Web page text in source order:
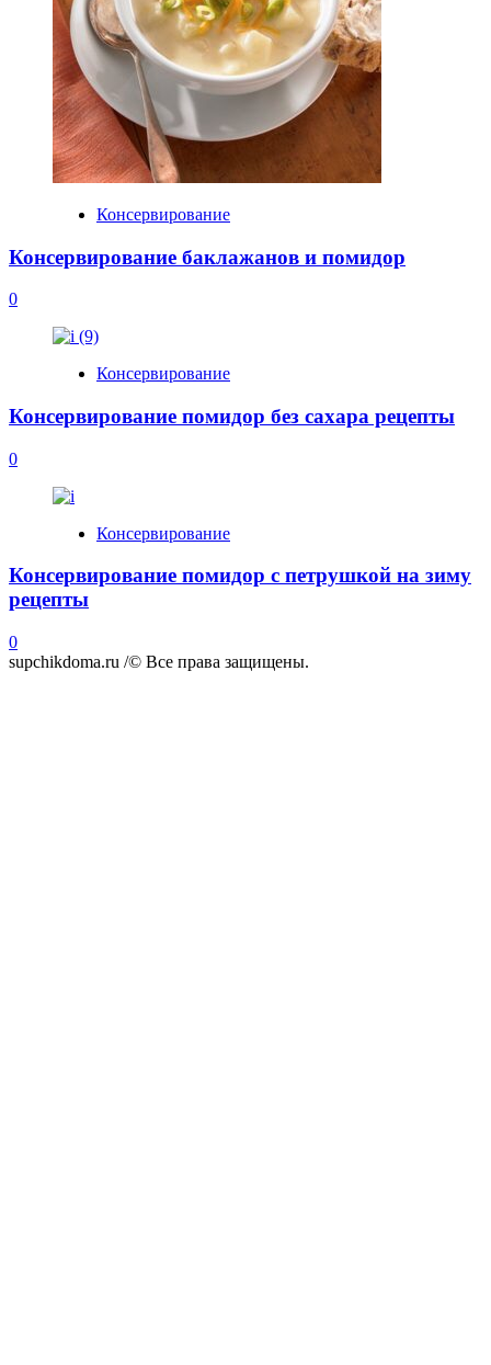
Консервирование
Консервирование баклажанов и помидор
0
Консервирование
Консервирование помидор без сахара рецепты
0
Консервирование
Консервирование помидор с петрушкой на зиму
рецепты
0
supchikdoma.ru /© Все права защищены.